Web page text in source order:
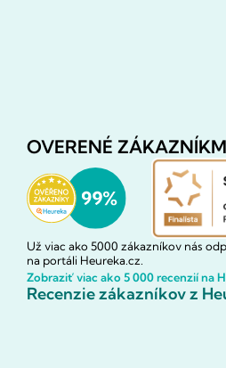
OVERENÉ
Už viac ako 5000 zákazníkov nás
na portáli Heureka.cz.
Zobraziť viac ako 5 000 recenzií na
Recenzie zákazníkov z